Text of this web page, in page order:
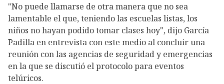
"No puede llamarse de otra manera que no sea
lamentable el que, teniendo las escuelas listas, los
niños no hayan podido tomar clases hoy", dijo García
Padilla en entrevista con este medio al concluir una
reunión con las agencias de seguridad y emergencias
en la que se discutió el protocolo para eventos
telúricos.